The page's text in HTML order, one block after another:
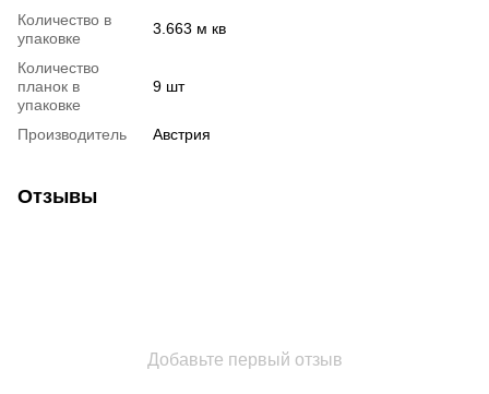
Количество в
упаковке
3.663 м кв
Количество
планок в
упаковке
9 шт
Производитель Австрия
Отзывы
Добавьте первый отзыв